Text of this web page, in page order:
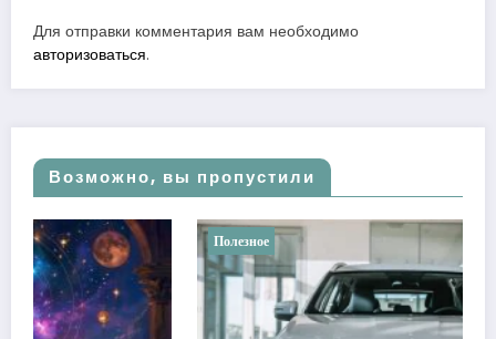
Для отправки комментария вам необходимо
авторизоваться.
Возможно, вы пропустили
Полезное